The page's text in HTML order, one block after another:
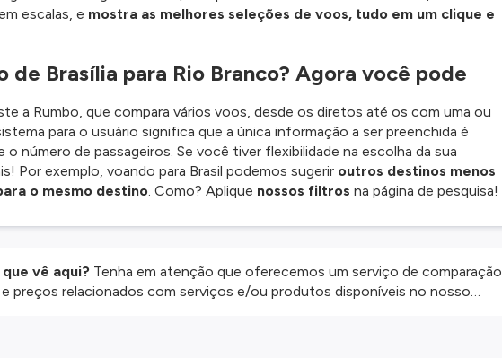
escalas, e mostra as melhores seleções de voos, tudo em um clique e
de Brasília para Rio Branco? Agora você pode
a Rumbo, que compara vários voos, desde os diretos até os com uma ou
para o usuário significa que a única informação a ser preenchida é
o número de passageiros. Se você tiver flexibilidade na escolha da sua
Por exemplo, voando para Brasil podemos sugerir outros destinos menos
o mesmo destino. Como? Aplique nossos filtros na página de pesquisa!
vê aqui? Tenha em atenção que oferecemos um serviço de comparação
preços relacionados com serviços e/ou produtos disponíveis no nosso